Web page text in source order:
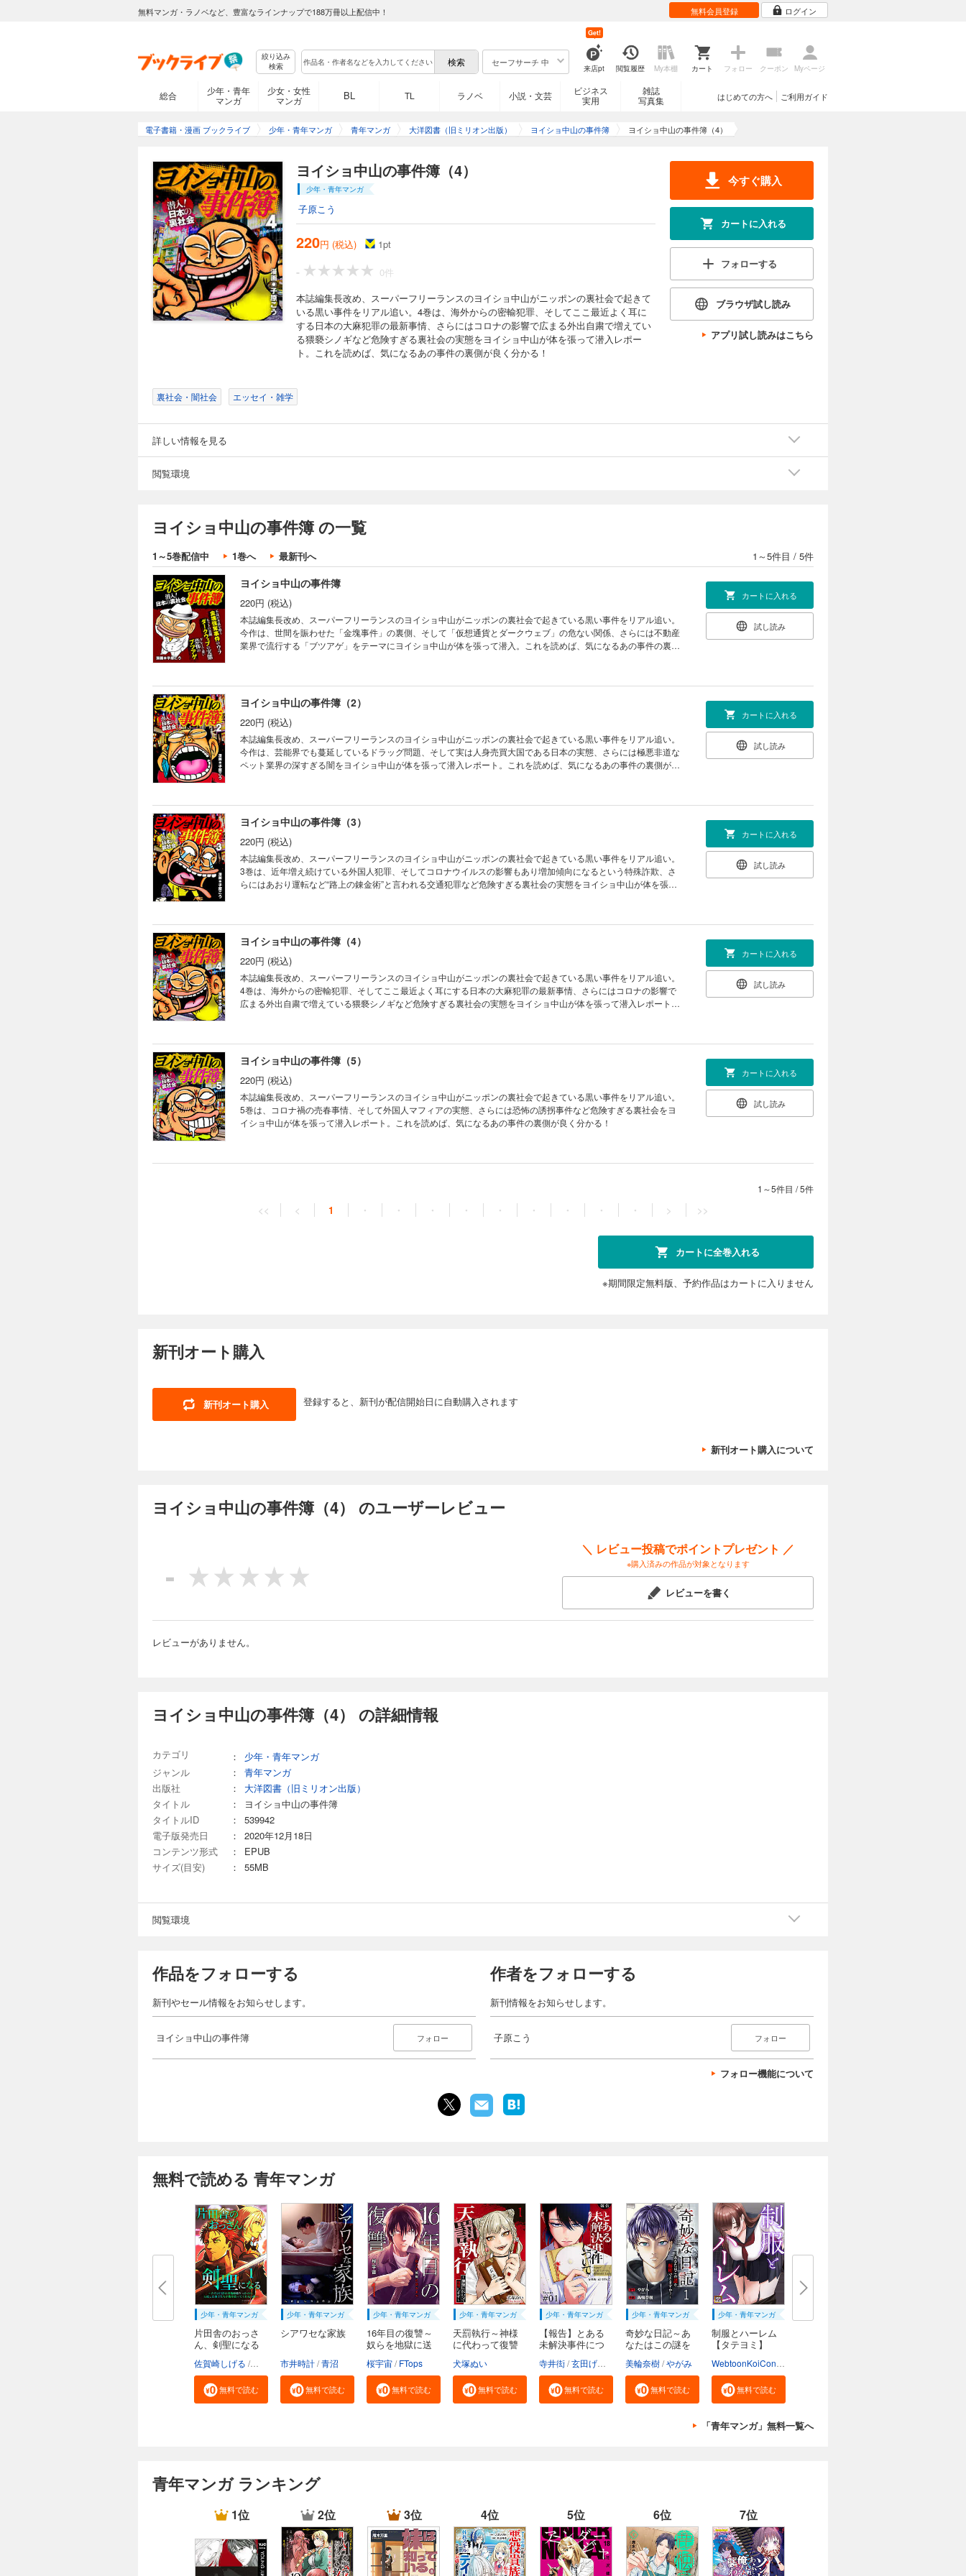
無料マンガ・ラノベなど、豊富なラインナップで188万冊以上配信中！ 無料会員登録 ログイン
絞り込み
検索
セーフサーチ 中
来店pt
Get!
閲覧履歴 My本棚 カート フォロー クーポン Myページ
総合
少年・青年
マンガ
少女・女性
マンガ
BL TL ラノベ 小説・文芸
ビジネス
実用
雑誌
写真集
ご利用ガイド
はじめての方へ
電子書籍・漫画 ブックライブ 少年・青年マンガ 青年マンガ 大洋図書（旧ミリオン出版） ヨイショ中山の事件簿 ヨイショ中山の事件簿（4）
ヨイショ中山の事件簿（4）
少年・青年マンガ
子原こう
220円 (税込) 1pt
-
0件
本誌編集長改め、スーパーフリーランスのヨイショ中山がニッポンの裏社会で起きて
いる黒い事件をリアル追い。4巻は、海外からの密輸犯罪、そしてここ最近よく耳に
する日本の大麻犯罪の最新事情、さらにはコロナの影響で広まる外出自粛で増えてい
る猥褻シノギなど危険すぎる裏社会の実態をヨイショ中山が体を張って潜入レポー
ト。これを読めば、気になるあの事件の裏側が良く分かる！
今すぐ購入
カートに入れる
フォローする
ブラウザ試し読み
アプリ試し読みはこちら
裏社会・闇社会 エッセイ・雑学
詳しい情報を見る
閲覧環境
ヨイショ中山の事件簿 の一覧
1～5巻配信中 1巻へ 最新刊へ 1～5件目 / 5件
ヨイショ中山の事件簿
220円 (税込)
本誌編集長改め、スーパーフリーランスのヨイショ中山がニッポンの裏社会で起きている黒い事件をリアル追い。
今作は、世間を賑わせた「金塊事件」の裏側、そして「仮想通貨とダークウェブ」の危ない関係、さらには不動産
業界で流行する「ブツアゲ」をテーマにヨイショ中山が体を張って潜入。これを読めば、気になるあの事件の裏側
カートに入れる
試し読み
ヨイショ中山の事件簿（2）
220円 (税込)
本誌編集長改め、スーパーフリーランスのヨイショ中山がニッポンの裏社会で起きている黒い事件をリアル追い。
今作は、芸能界でも蔓延しているドラッグ問題、そして実は人身売買大国である日本の実態、さらには極悪非道な
ペット業界の深すぎる闇をヨイショ中山が体を張って潜入レポート。これを読めば、気になるあの事件の裏側が良
カートに入れる
試し読み
ヨイショ中山の事件簿（3）
220円 (税込)
本誌編集長改め、スーパーフリーランスのヨイショ中山がニッポンの裏社会で起きている黒い事件をリアル追い。
3巻は、近年増え続けている外国人犯罪、そしてコロナウイルスの影響もあり増加傾向になるという特殊詐欺、さ
らにはあおり運転など“路上の錬金術”と言われる交通犯罪など危険すぎる裏社会の実態をヨイショ中山が体を張っ
カートに入れる
試し読み
ヨイショ中山の事件簿（4）
220円 (税込)
本誌編集長改め、スーパーフリーランスのヨイショ中山がニッポンの裏社会で起きている黒い事件をリアル追い。
4巻は、海外からの密輸犯罪、そしてここ最近よく耳にする日本の大麻犯罪の最新事情、さらにはコロナの影響で
広まる外出自粛で増えている猥褻シノギなど危険すぎる裏社会の実態をヨイショ中山が体を張って潜入レポート。
カートに入れる
試し読み
ヨイショ中山の事件簿（5）
220円 (税込)
本誌編集長改め、スーパーフリーランスのヨイショ中山がニッポンの裏社会で起きている黒い事件をリアル追い。
5巻は、コロナ禍の売春事情、そして外国人マフィアの実態、さらには恐怖の誘拐事件など危険すぎる裏社会をヨ
イショ中山が体を張って潜入レポート。これを読めば、気になるあの事件の裏側が良く分かる！
カートに入れる
試し読み
1～5件目 /5件
<< < 1 ・ ・ ・ ・ ・ ・ ・ ・ ・ > >>
カートに全巻入れる
※期間限定無料版、予約作品はカートに入りません
新刊オート購入
新刊オート購入 登録すると、新刊が配信開始日に自動購入されます
新刊オート購入について
ヨイショ中山の事件簿（4） のユーザーレビュー
-
＼ レビュー投稿でポイントプレゼント ／
※購入済みの作品が対象となります
レビューを書く
レビューがありません。
ヨイショ中山の事件簿（4） の詳細情報
カテゴリ ：
少年・青年マンガ
ジャンル
：
青年マンガ
出版社
：
大洋図書（旧ミリオン出版）
タイトル
：
ヨイショ中山の事件簿
タイトルID
：
539942
電子版発売日
：
2020年12月18日
コンテンツ形式
：
EPUB
サイズ(目安)
： 55MB
閲覧環境
作品をフォローする
新刊やセール情報をお知らせします。
ヨイショ中山の事件簿 フォロー
作者をフォローする
新刊情報をお知らせします。
子原こう フォロー
フォロー機能について
無料で読める 青年マンガ
少年・青年マンガ
片田舎のおっさ
ん、剣聖になる
佐賀崎しげる 乍藤和樹 鍋島テツヒロ
無料で読む
少年・青年マンガ
シアワセな家族
市井時計 青沼
無料で読む
少年・青年マンガ
16年目の復讐～
奴らを地獄に送
桜宇宙 FTops
無料で読む
少年・青年マンガ
天罰執行～神様
に代わって復讐
犬塚ぬい
無料で読む
少年・青年マンガ
【報告】とある
未解決事件につ
寺井衒 玄田げんた
無料で読む
少年・青年マンガ
奇妙な日記～あ
なたはこの謎を
美輪奈樹 やがみ
無料で読む
少年・青年マンガ
制服とハーレム
【タテヨミ】
無料で読む
「青年マンガ」無料一覧へ
青年マンガ ランキング
1位 2位 3位 4位 5位 6位 7位